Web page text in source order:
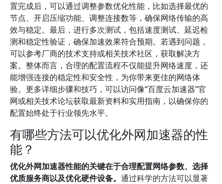
置完成后，可以通过调整参数优化性能，比如选择最优的
节点、开启压缩功能、调整连接数等，确保网络传输的高
效与稳定。最后，进行多次测试，包括速度测试、延迟检
测和稳定性验证，确保加速效果符合预期。若遇到问题，
可以参考厂商的技术支持或相关技术社区，获取解决方
案。整体而言，合理的配置流程不仅能提升网络速度，还
能增强连接的稳定性和安全性，为你带来更佳的网络体
验。更多详细步骤和技巧，可以访问像“百度云加速器”官
网或相关技术论坛获取最新资料和实用指南，以确保你的
配置始终处于行业领先水平。
有哪些方法可以优化外网加速器的性
能？
优化外网加速器性能的关键在于合理配置网络参数、选择
优质服务商以及优化硬件设备。 通过科学的方法可以显著